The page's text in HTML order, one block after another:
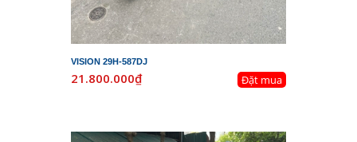
VISION 29H-587DJ
21.800.000₫ Đặt mua